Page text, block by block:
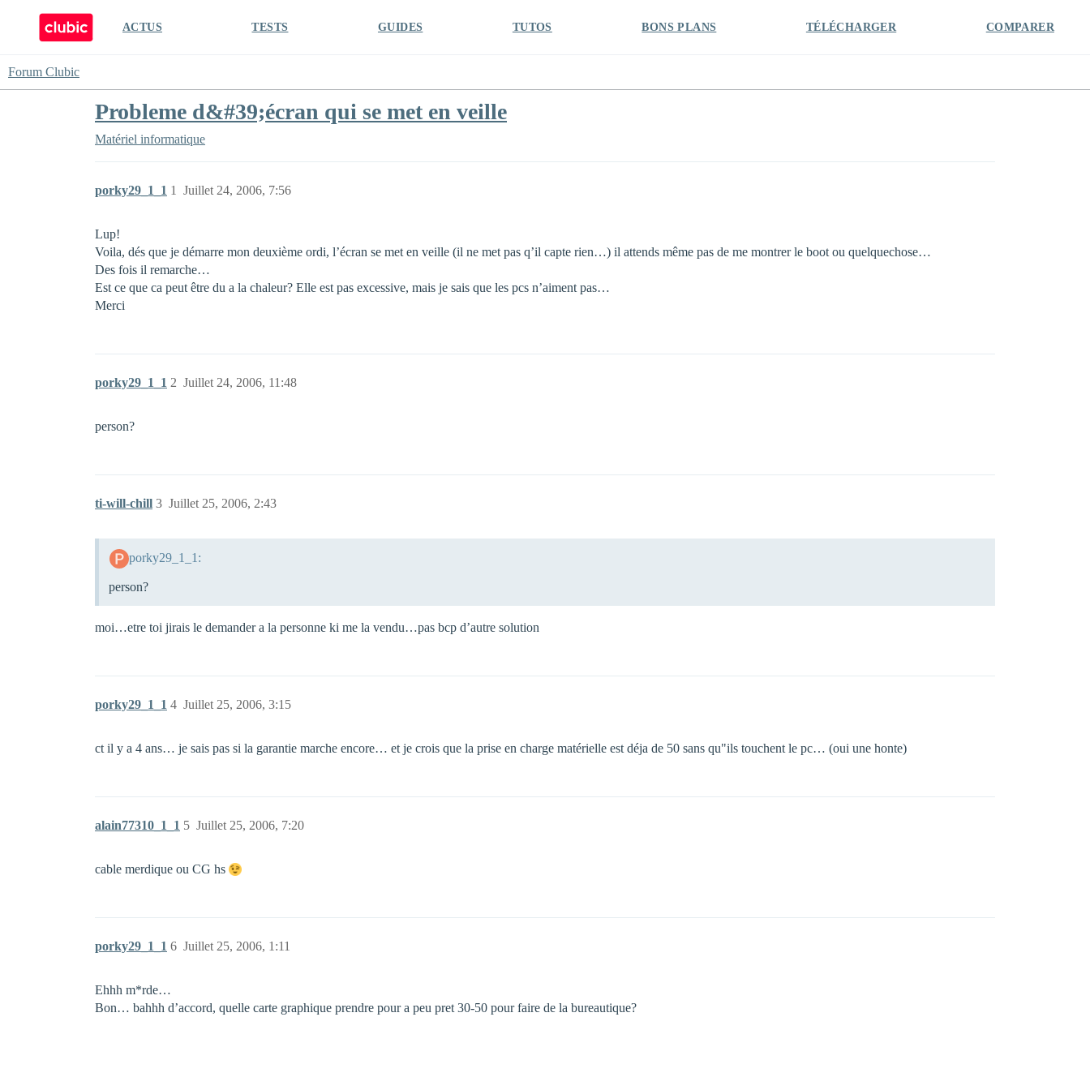
ACTUS TESTS GUIDES TUTOS BONS PLANS TÉLÉCHARGER COMPARER
Forum Clubic
Probleme d&#39;écran qui se met en veille
Matériel informatique
porky29_1_1 Juillet 24, 2006, 7:56
1
Lup!
Voila, dés que je démarre mon deuxième ordi, l’écran se met en veille (il ne met pas q’il capte rien…) il attends même pas de me montrer le boot ou quelquechose…
Des fois il remarche…
Est ce que ca peut être du a la chaleur? Elle est pas excessive, mais je sais que les pcs n’aiment pas…
Merci
porky29_1_1 Juillet 24, 2006, 11:48
2
person?
ti-will-chill Juillet 25, 2006, 2:43
3
porky29_1_1:
person?
moi…etre toi jirais le demander a la personne ki me la vendu…pas bcp d’autre solution
porky29_1_1 Juillet 25, 2006, 3:15
4
ct il y a 4 ans… je sais pas si la garantie marche encore… et je crois que la prise en charge matérielle est déja de 50 sans qu"ils touchent le pc… (oui une honte)
alain77310_1_1 Juillet 25, 2006, 7:20
5
cable merdique ou CG hs
porky29_1_1 Juillet 25, 2006, 1:11
6
Ehhh m*rde…
Bon… bahhh d’accord, quelle carte graphique prendre pour a peu pret 30-50 pour faire de la bureautique?